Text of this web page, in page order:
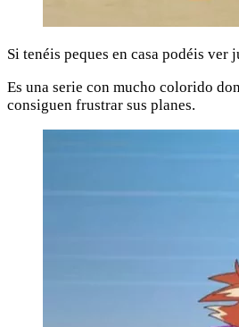
Si tenéis peques en casa podéis ver
Es una serie con mucho colorido
consiguen frustrar sus planes.